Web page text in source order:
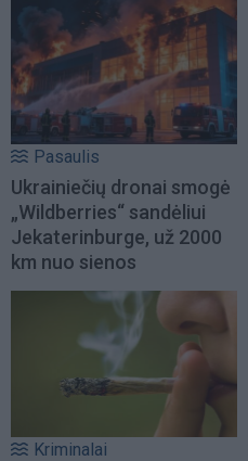
Pasaulis
Ukrainiečių dronai smogė
„Wildberries“ sandėliui
Jekaterinburge, už 2000
km nuo sienos
Kriminalai